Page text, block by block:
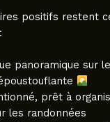
positifs restent
panoramique sur
prêt à
les randonnées